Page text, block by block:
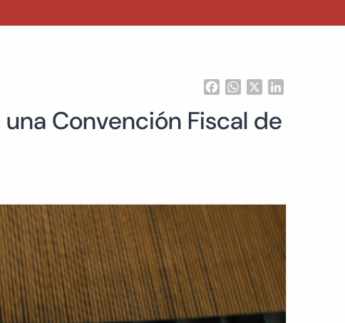
FacebookWhatsApp
Convención Fiscal de